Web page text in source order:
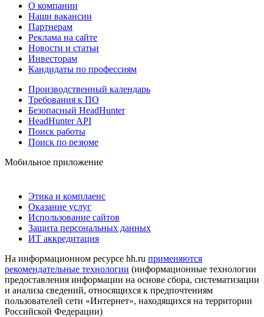
О компании
Наши вакансии
Партнерам
Реклама на сайте
Новости и статьи
Инвесторам
Кандидаты по профессиям
Производственный календарь
Требования к ПО
Безопасный HeadHunter
HeadHunter API
Поиск работы
Поиск по резюме
Мобильное приложение
Этика и комплаенс
Оказание услуг
Использование сайтов
Защита персональных данных
ИТ аккредитация
На информационном ресурсе hh.ru применяются
рекомендательные технологии (информационные технологии
предоставления информации на основе сбора, систематизации
и анализа сведений, относящихся к предпочтениям
пользователей сети «Интернет», находящихся на территории
Российской Федерации)